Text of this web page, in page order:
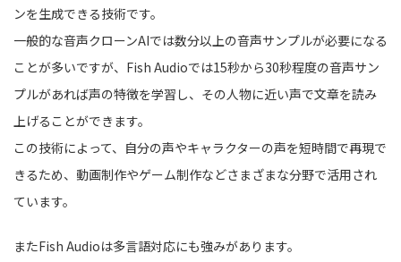
ンを生成できる技術です。
一般的な音声クローンAIでは数分以上の音声サンプルが必要になる
ことが多いですが、Fish Audioでは15秒から30秒程度の音声サン
プルがあれば声の特徴を学習し、その人物に近い声で文章を読み
上げることができます。
この技術によって、自分の声やキャラクターの声を短時間で再現で
きるため、動画制作やゲーム制作などさまざまな分野で活用され
ています。
またFish Audioは多言語対応にも強みがあります。